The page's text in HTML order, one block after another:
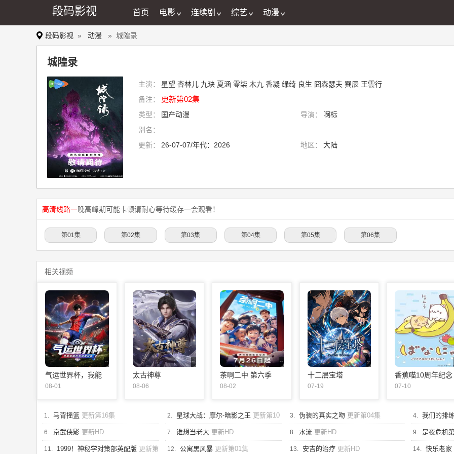
段码影视 首页 电影 连续剧 综艺 动漫
段码影视 » 动漫 » 城隍录
城隍录
主演： 星望 杏林儿 九玦 夏涵 零柒 木九 香凝 绿绮 良生 囧森瑟夫 巽辰 王雲行
备注：
更新第02集
类型： 国产动漫 导演：
啊标
别名：
更新：
26-07-07/年代：2026 地区： 大陆
高清线路一晚高峰期可能卡顿请耐心等待缓存一会观看！
第01集 第02集 第03集 第04集 第05集 第06集
相关视频
气运世界杯，我能
复制所有球星技能
08-01
太古神尊
08-06
茶啊二中 第六季
08-02
十二层宝塔
07-19
香蕉喵10周年纪念
篇
07-10
1. 马背摇篮 更新第16集 2. 星球大战：摩尔-暗影之王 更新第10
集
3. 伪装的真实之吻 更新第04集 4. 我们的排
6. 京武侠影 更新HD 7. 谁想当老大 更新HD 8. 水流 更新HD 9. 是夜危机
11. 1999！神秘学对策部英配版 更新第 12. 公寓黑风暴 更新第01集 13. 安吉的治疗 更新HD 14. 快乐老家